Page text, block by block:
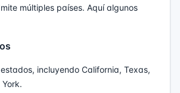
múltiples países. Aquí algunos
incluyendo California, Texas,